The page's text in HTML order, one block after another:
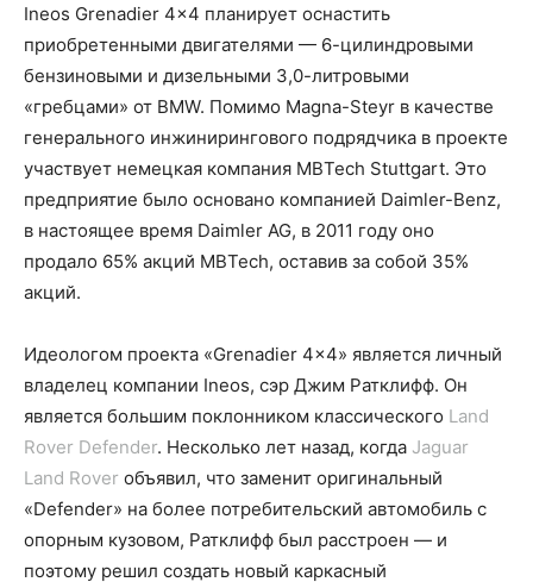
Ineos Grenadier 4×4 планирует оснастить
приобретенными двигателями — 6-цилиндровыми
бензиновыми и дизельными 3,0-литровыми
«гребцами» от BMW. Помимо Magna-Steyr в качестве
генерального инжинирингового подрядчика в проекте
участвует немецкая компания MBTech Stuttgart. Это
предприятие было основано компанией Daimler-Benz,
в настоящее время Daimler AG, в 2011 году оно
продало 65% акций MBTech, оставив за собой 35%
акций.
Идеологом проекта «Grenadier 4×4» является личный
владелец компании Ineos, сэр Джим Ратклифф. Он
является большим поклонником классического Land
Rover Defender. Несколько лет назад, когда Jaguar
Land Rover объявил, что заменит оригинальный
«Defender» на более потребительский автомобиль с
опорным кузовом, Ратклифф был расстроен — и
поэтому решил создать новый каркасный